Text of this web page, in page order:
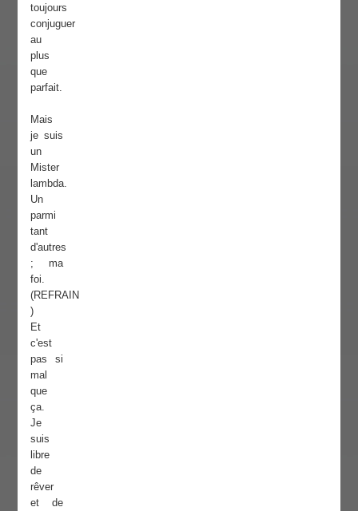
toujours
conjuguer
au
plus
que
parfait.
Mais
je suis
un
Mister
lambda.
Un
parmi
tant
d'autres
; ma
foi.
(REFRAIN
)
Et
c'est
pas si
mal
que
ça.
Je
suis
libre
de
rêver
et de